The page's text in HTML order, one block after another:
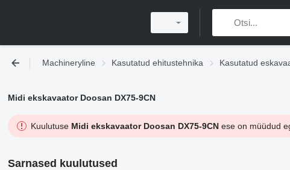
Machineryline Kasutatud ehitustehnika Kasutatud
Midi ekskavaator Doosan DX75-9CN
Kuulutuse Midi ekskavaator Doosan DX75-9CNese on müüdud
Sarnased kuulutused